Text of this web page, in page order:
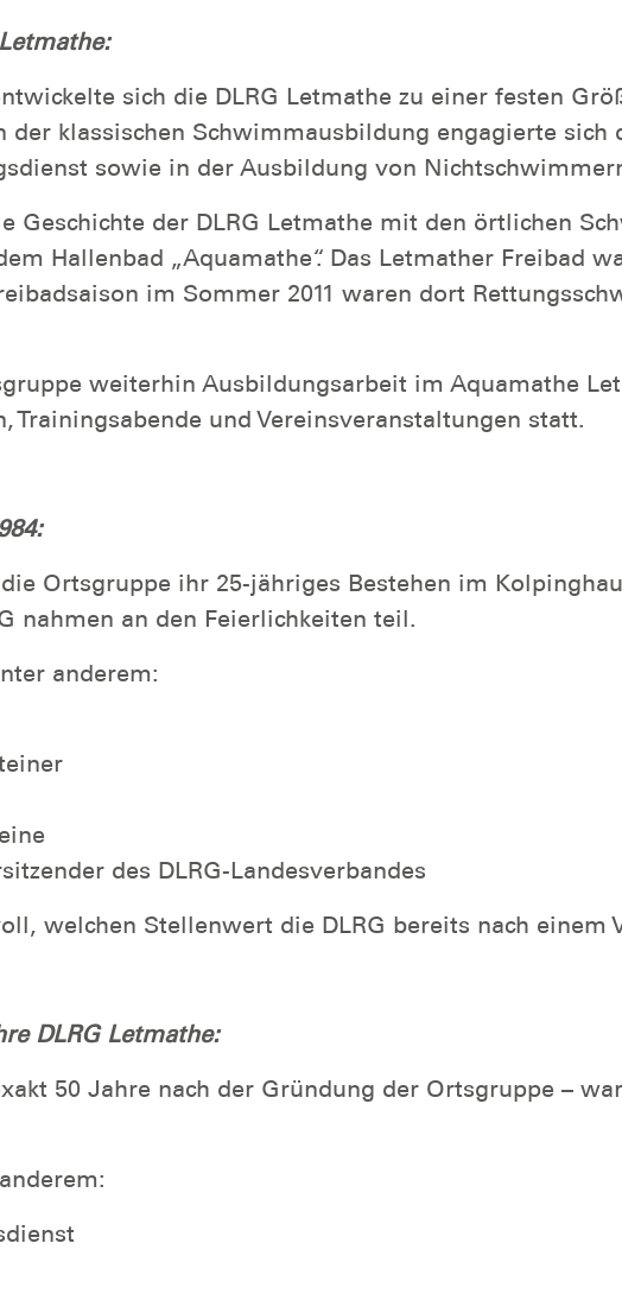
sich die DLRG Letmathe zu einer festen
der klassischen Schwimmausbildung engagierte
sowie in der Ausbildung von
Geschichte der DLRG Letmathe mit den örtlichen
Hallenbad „Aquamathe“. Das Letmather Freibad
im Sommer 2011 waren dort
weiterhin Ausbildungsarbeit im Aquamathe
Trainingsabende und Vereinsveranstaltungen statt.
Ortsgruppe ihr 25-jähriges Bestehen im
nahmen an den Feierlichkeiten teil.
anderem:
des DLRG-Landesverbandes
welchen Stellenwert die DLRG bereits nach
DLRG Letmathe:
50 Jahre nach der Gründung der Ortsgruppe –